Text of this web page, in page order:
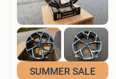
SUMMER SALE